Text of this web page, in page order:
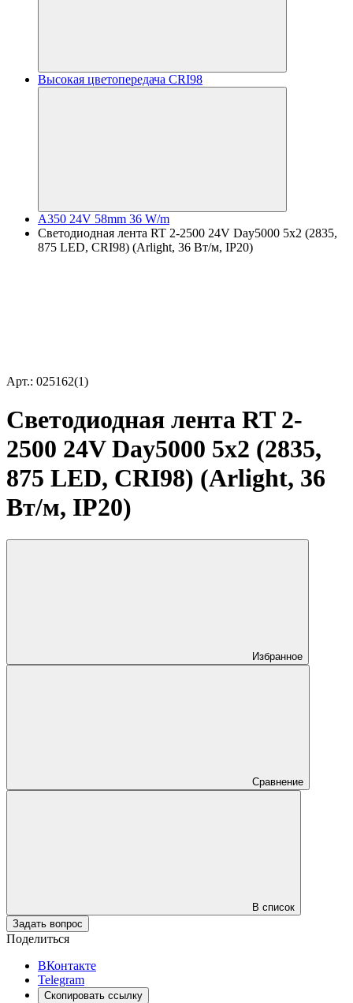
Высокая цветопередача CRI98
A350 24V 58mm 36 W/m
Светодиодная лента RT 2-2500 24V Day5000 5x2 (2835,
875 LED, CRI98) (Arlight, 36 Вт/м, IP20)
Арт.: 025162(1)
Светодиодная лента RT 2-
2500 24V Day5000 5x2 (2835,
875 LED, CRI98) (Arlight, 36
Вт/м, IP20)
Избранное
Сравнение
В список
Задать вопрос
Поделиться
ВКонтакте
Telegram
Скопировать ссылку